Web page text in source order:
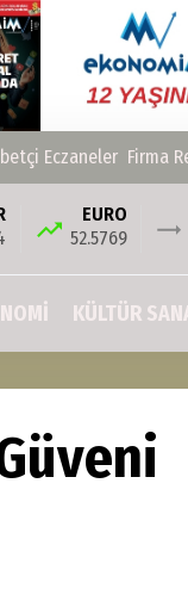
Eczaneler Firma
EURO
52.5769
KÜLTÜR